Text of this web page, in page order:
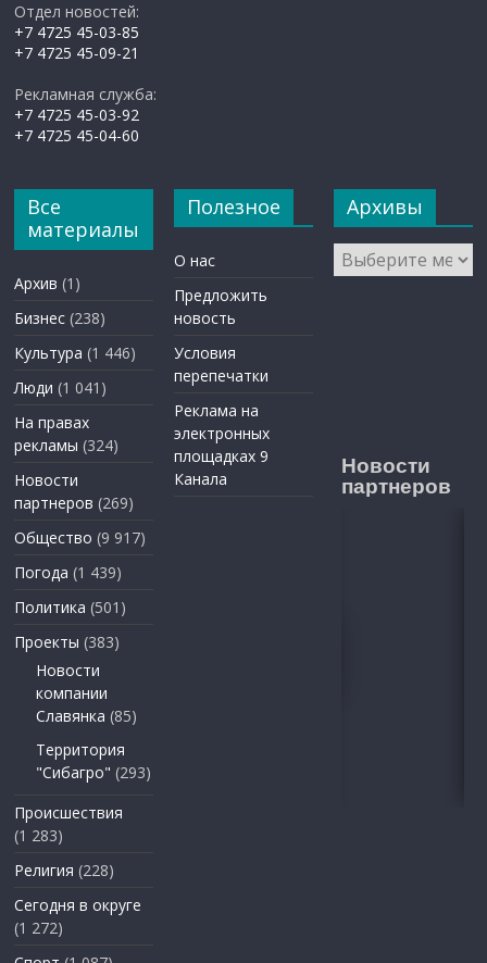
Отдел новостей:
+7 4725 45-03-85
+7 4725 45-09-21
Рекламная служба:
+7 4725 45-03-92
+7 4725 45-04-60
Все
материалы
Архив (1)
Бизнес (238)
Культура (1 446)
Люди (1 041)
На правах
рекламы (324)
Новости
партнеров (269)
Общество (9 917)
Погода (1 439)
Политика (501)
Проекты (383)
Новости
компании
Славянка (85)
Территория
"Сибагро" (293)
Происшествия
(1 283)
Религия (228)
Сегодня в округе
(1 272)
Полезное
О нас
Предложить
новость
Условия
перепечатки
Реклама на
электронных
площадках 9
Канала
Архивы
Архивы
Новости
партнеров